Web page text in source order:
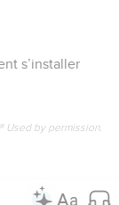
s’installer
Used by permission.